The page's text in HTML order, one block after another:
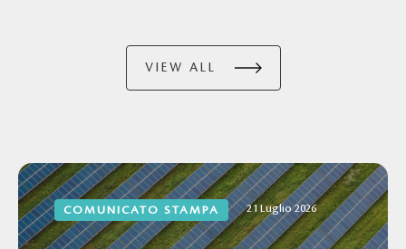
VIEW ALL
COMUNICATO STAMPA 21 Luglio 2026